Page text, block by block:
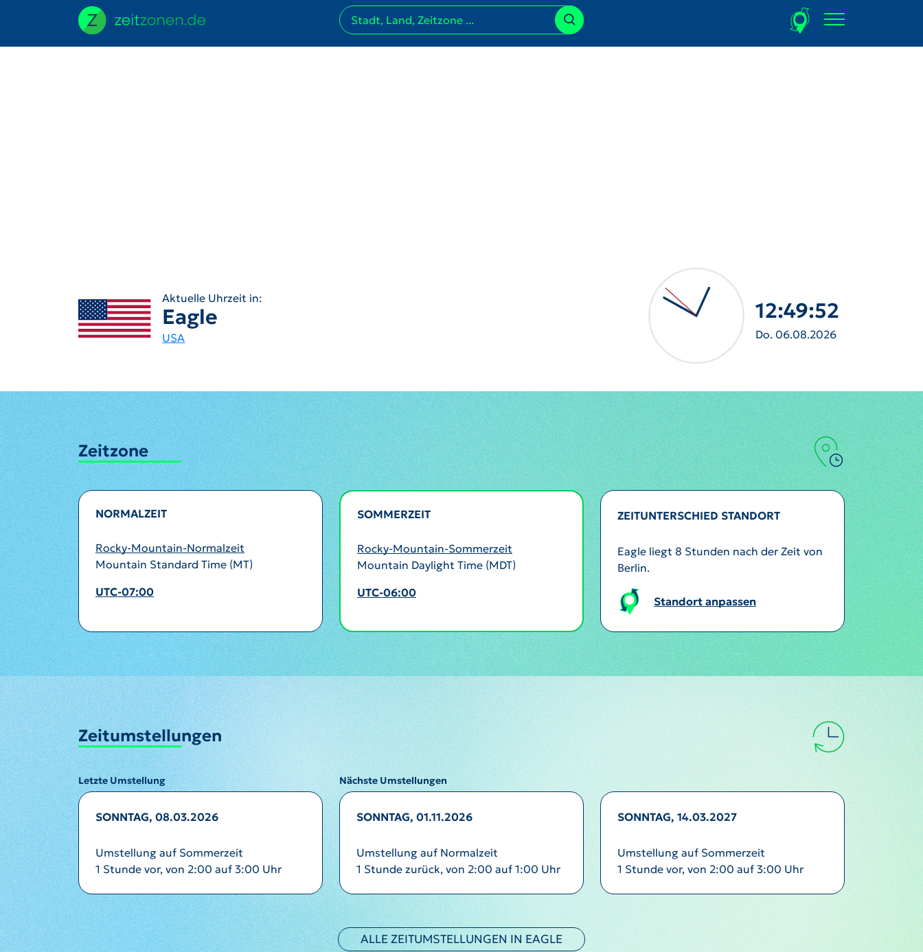
Aktuelle Uhrzeit in:
Eagle
USA
12:49:55
Do. 06.08.2026
Zeitzone
NORMALZEIT
Rocky-Mountain-Normalzeit
Mountain Standard Time (MT)
UTC-07:00
SOMMERZEIT
Rocky-Mountain-Sommerzeit
Mountain Daylight Time (MDT)
UTC-06:00
ZEITUNTERSCHIED STANDORT
Eagle liegt 8 Stunden nach der Zeit von
Berlin.
Standort anpassen
Zeitumstellungen
Letzte Umstellung Nächste Umstellungen
SONNTAG, 08.03.2026
Umstellung auf Sommerzeit
1 Stunde vor, von 2:00 auf 3:00 Uhr
SONNTAG, 01.11.2026
Umstellung auf Normalzeit
1 Stunde zurück, von 2:00 auf 1:00 Uhr
SONNTAG, 14.03.2027
Umstellung auf Sommerzeit
1 Stunde vor, von 2:00 auf 3:00 Uhr
ALLE ZEITUMSTELLUNGEN IN EAGLE